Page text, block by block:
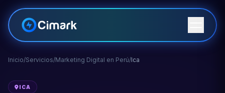
Inicio/Servicios/Marketing Digital en Perú/Ica
ICA